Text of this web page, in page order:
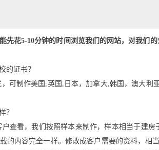
先花5-10分钟的时间浏览我们的网站，对我们
的证书？
可制作美国,英国,日本，加拿大,韩国，澳大
？
查看，我们按照样本来制作，样本相当于建
的内容完全一样。修改成客户需要的资料，相